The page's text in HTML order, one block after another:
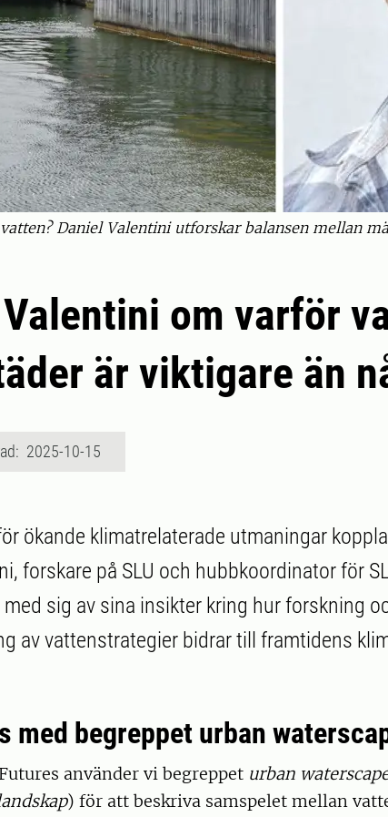
Daniel Valentini utforskar balansen mellan
om varför
är viktigare än
2025-10-15
ökande klimatrelaterade utmaningar
forskare på SLU och hubbkoordinator för
med sig av sina insikter kring hur forskning
av vattenstrategier bidrar till framtidens
med begreppet urban
använder vi begreppet urban
) för att beskriva samspelet mellan